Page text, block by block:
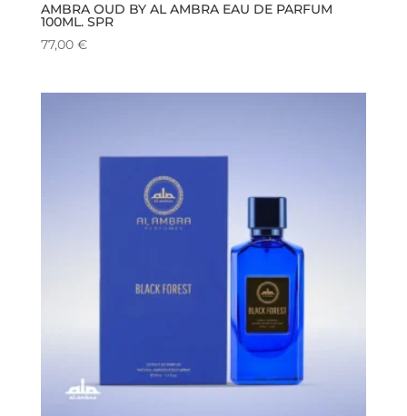
AMBRA OUD BY AL AMBRA EAU DE PARFUM
100ML. SPR
77,00 €